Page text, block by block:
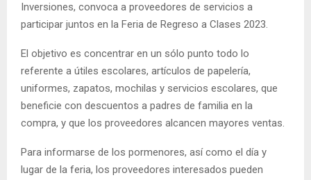
Inversiones, convoca a proveedores de servicios a
participar juntos en la Feria de Regreso a Clases 2023.
El objetivo es concentrar en un sólo punto todo lo
referente a útiles escolares, artículos de papelería,
uniformes, zapatos, mochilas y servicios escolares, que
beneficie con descuentos a padres de familia en la
compra, y que los proveedores alcancen mayores ventas.
Para informarse de los pormenores, así como el día y
lugar de la feria, los proveedores interesados pueden